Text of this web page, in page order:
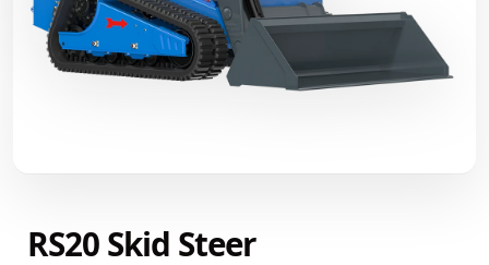
RS20 Skid Steer